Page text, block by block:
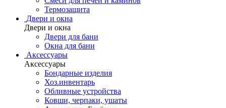
Термозащита
Двери и окна
Двери и окна
Двери для бани
Окна для бани
Аксессуары
Аксессуары
Бондарные изделия
Хоз.инвентарь
Обливные устройства
Ковши, черпаки, ушаты